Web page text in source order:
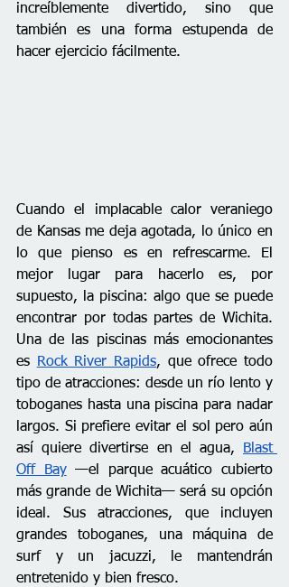
increíblemente divertido, sino que
también es una forma estupenda de
hacer ejercicio fácilmente.
Cuando el implacable calor veraniego
de Kansas me deja agotada, lo único en
lo que pienso es en refrescarme. El
mejor lugar para hacerlo es, por
supuesto, la piscina: algo que se puede
encontrar por todas partes de Wichita.
Una de las piscinas más emocionantes
es
Rock River Rapids, que ofrece todo
tipo de atracciones: desde un río lento y
toboganes hasta una piscina para nadar
largos. Si prefiere evitar el sol pero aún
así quiere divertirse en el agua,
Blast
Off Bay —el parque acuático cubierto
más grande de Wichita— será su opción
ideal. Sus atracciones, que incluyen
grandes toboganes, una máquina de
surf y un jacuzzi, le mantendrán
entretenido y bien fresco.